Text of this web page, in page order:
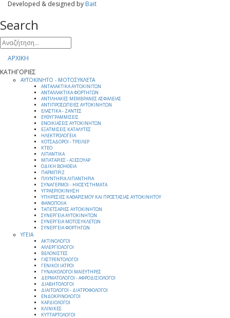
Developed & designed by Bait
Search
ΑΡΧΙΚΗ
ΚΑΤΗΓΟΡΙΕΣ
ΑΥΤΟΚΙΝΗΤΟ - ΜΟΤΟΣΥΚΛΕΤΑ
ΑΝΤΑΛΑΚΤΙΚΑ ΑΥΤΟΚΙΝΙΤΩΝ
ΑΝΤΑΛΛΑΚΤΙΚΑ ΦΟΡΤΗΓΩΝ
ΑΝΤΙΛΗΑΚΕΣ ΜΕΜΒΡΑΝΕΣ ΑΣΦΑΛΕΙΑΣ
ΑΝΤΙΠΡΟΣΩΠΕΙΕΣ ΑΥΤΟΚΙΝΗΤΩΝ
ΕΛΑΣΤΙΚΑ - ΖΑΝΤΕΣ
ΕΥΘΥΓΡΑΜΜΙΣΕΙΣ
ΕΝΟΙΚΙΑΣΕΙΣ ΑΥΤΟΚΙΝΗΤΩΝ
ΕΞΑΤΜΙΣΕΙΣ ΚΑΤΑΛΥΤΕΣ
ΗΛΕΚΤΡΟΛΟΓΕΙΑ
ΚΟΤΣΑΔΟΡΟΙ - ΤΡΕΙΛΕΡ
ΚΤΕΟ
ΛΙΠΑΝΤΙΚΑ
ΜΠΑΤΑΡΙΕΣ - ΑΞΕΣΟΥΑΡ
ΟΔΙΚΗ ΒΟΗΘΕΙΑ
ΠΑΡΜΠΡΙΖ
ΠΛΥΝΤΗΡΙΑ ΛΙΠΑΝΤΗΡΙΑ
ΣΥΝΑΓΕΡΜΟΙ - ΗΧΟΣΥΣΤΗΜΑΤΑ
ΥΓΡΑΕΡΙΟΚΙΝΗΣΗ
ΥΠΗΡΕΣΙΕΣ ΚΑΘΑΡΙΣΜΟΥ ΚΑΙ ΠΡΟΣΤΑΣΙΑΣ ΑΥΤΟΚΙΝΗΤΟΥ
ΦΑΝΟΠΟΙΙΑ
ΤΑΠΕΤΣΑΡΙΕΣ ΑΥΤΟΚΙΝΗΤΩΝ
ΣΥΝΕΡΓΕΙΑ ΑΥΤΟΚΙΝΗΤΩΝ
ΣΥΝΕΡΓΕΙΑ ΜΟΤΟΣΥΚΛΕΤΩΝ
ΣΥΝΕΡΓΕΙΑ ΦΟΡΤΗΓΩΝ
ΥΓΕΙΑ
ΑΚΤΙΝΟΛΟΓΟΙ
ΑΛΛΕΡΓΙΟΛΟΓΟΙ
ΒΕΛΟΝΙΣΤΕΣ
ΓΑΣΤΡΕΝΤΟΛΟΓΟΙ
ΓΕΝΙΚΟΙ ΙΑΤΡΟΙ
ΓΥΝΑΙΚΟΛΟΓΟΙ ΜΑΙΕΥΤΗΡΕΣ
ΔΕΡΜΑΤΟΛΟΓΟΙ - ΑΦΡΟΔΙΣΙΟΛΟΓΟΙ
ΔΙΑΒΗΤΟΛΟΓΟΙ
ΔΙΑΙΤΟΛΟΓΟΙ - ΔΙΑΤΡΟΦΟΛΟΓΟΙ
ΕΝΔΟΚΡΙΝΟΛΟΓΟΙ
ΚΑΡΔΙΟΛΟΓΟΙ
ΚΛΙΝΙΚΕΣ
ΚΥΤΤΑΡΤΟΛΟΓΟΙ